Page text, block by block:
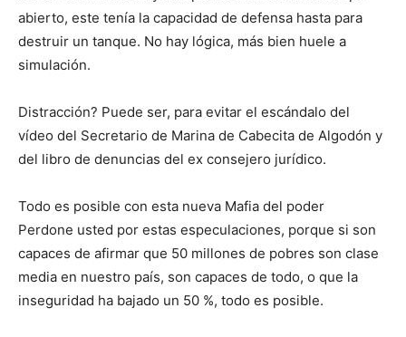
abierto, este tenía la capacidad de defensa hasta para
destruir un tanque. No hay lógica, más bien huele a
simulación.
Distracción? Puede ser, para evitar el escándalo del
vídeo del Secretario de Marina de Cabecita de Algodón y
del libro de denuncias del ex consejero jurídico.
Todo es posible con esta nueva Mafia del poder
Perdone usted por estas especulaciones, porque si son
capaces de afirmar que 50 millones de pobres son clase
media en nuestro país, son capaces de todo, o que la
inseguridad ha bajado un 50 %, todo es posible.